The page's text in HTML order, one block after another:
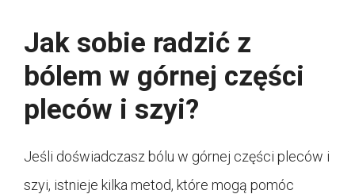
Jak sobie radzić z
bólem w górnej części
pleców i szyi?
Jeśli doświadczasz bólu w górnej części pleców i
szyi, istnieje kilka metod, które mogą pomóc